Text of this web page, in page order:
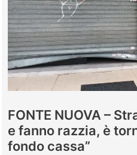
FONTE NUOVA –
e fanno razzia, è
fondo cassa”